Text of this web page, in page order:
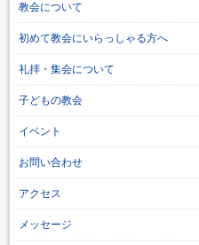
教会について
初めて教会にいらっしゃる方へ
礼拝・集会について
子どもの教会
イベント
お問い合わせ
アクセス
メッセージ